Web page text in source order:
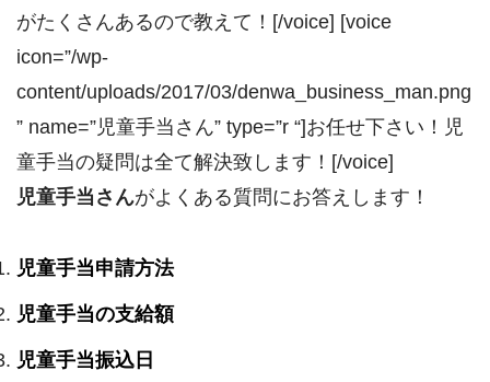
がたくさんあるので教えて！[/voice] [voice
icon=”/wp-
content/uploads/2017/03/denwa_business_man.png
” name=”児童手当さん” type=”r “]お任せ下さい！児
童手当の疑問は全て解決致します！[/voice]
児童手当さんがよくある質問にお答えします！
児童手当申請方法
児童手当の支給額
児童手当振込日